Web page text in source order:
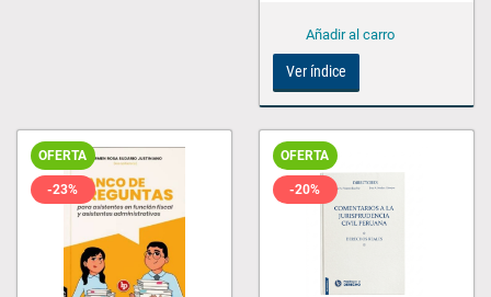
Ver índice
OFERTA
-23%
OFERTA
-20%